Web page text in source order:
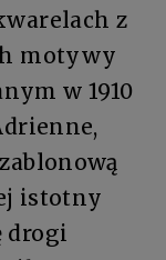
z
motywy
w 1910
istotny
drogi